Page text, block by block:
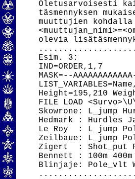
Oletusarvoisesti
täsmennyksen
muuttujien kohdalla
olevia
Esim. 3:
IND=ORDER,1,7
MASK=--
Height=195,210
FILE LOAD
Skowrone: L_jump
Hedmark : Hurdles
Le_Roy  : L_jump
Zeilbaue: L_jump
Zigert  : Shot_put
Bennett : 100m
Blinjaje: Pole_vlt